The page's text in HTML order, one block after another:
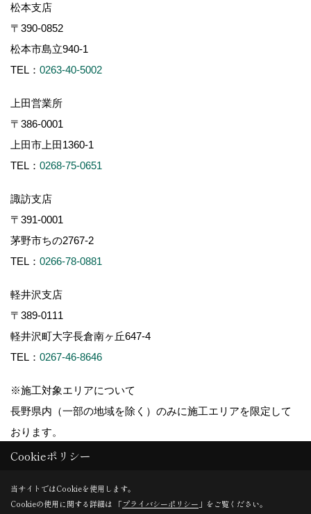
松本支店
〒390-0852
松本市島立940-1
TEL： 0263-40-5002
上田営業所
〒386-0001
上田市上田1360-1
TEL： 0268-75-0651
諏訪支店
〒391-0001
茅野市ちの2767-2
TEL： 0266-78-0881
軽井沢支店
〒389-0111
軽井沢町大字長倉南ヶ丘647-4
TEL： 0267-46-8646
※施工対象エリアについて
長野県内（一部の地域を除く）のみに施工エリアを限定して
おります。
Copyright (c) ForestCorporation. All Rights Reserved.
Cookieポリシー
当サイトではCookieを使用します。
Cookieの使用に関する詳細は 「プライバシーポリシー 」をご覧ください。